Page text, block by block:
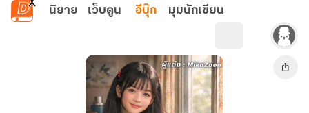
ข้ามไปยังเนื้อหาหลัก
นิยาย เว็บตูน อีบุ๊ก มุมนักเขียน